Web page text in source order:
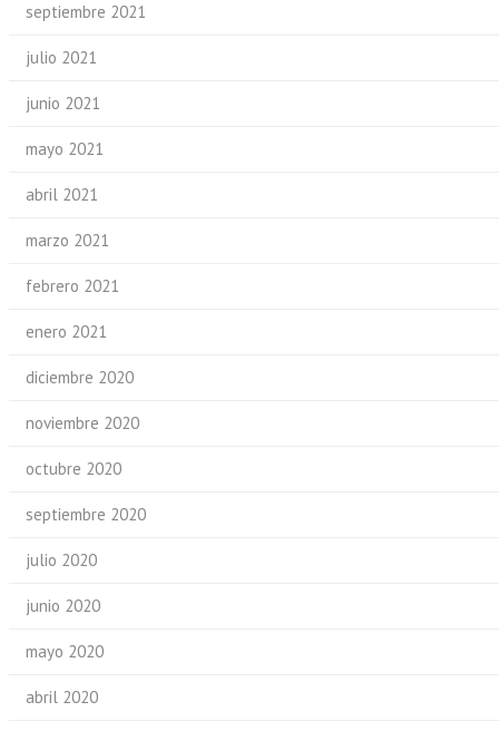
septiembre 2021
julio 2021
junio 2021
mayo 2021
abril 2021
marzo 2021
febrero 2021
enero 2021
diciembre 2020
noviembre 2020
octubre 2020
septiembre 2020
julio 2020
junio 2020
mayo 2020
abril 2020